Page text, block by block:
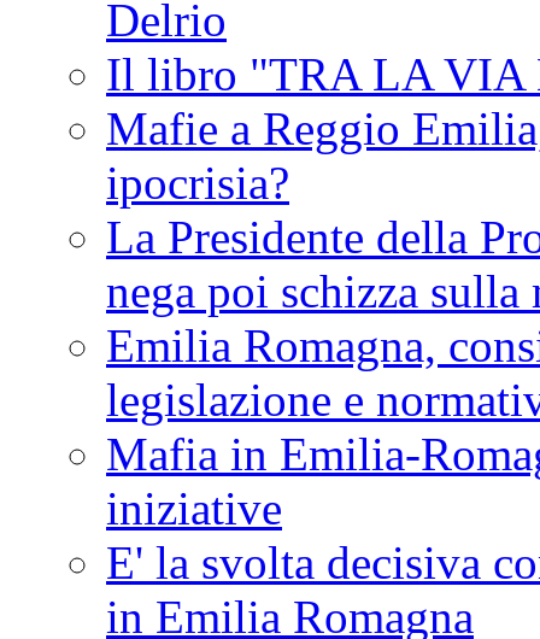
Delrio
Il libro "TRA LA
Mafie a Reggio
ipocrisia?
La Presidente della
nega poi schizza sulla
Emilia Romagna,
legislazione e
Mafia in Emilia-
iniziative
E' la svolta decisiva
in Emilia Romagna